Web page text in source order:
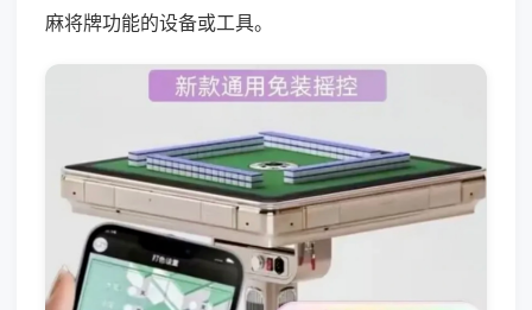
麻将牌功能的设备或工具。